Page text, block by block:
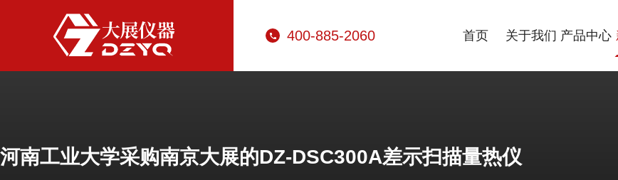
400-885-2060 首页 关于我们 产品中心
河南工业大学采购南京大展的DZ-DSC300A差示扫描量热仪